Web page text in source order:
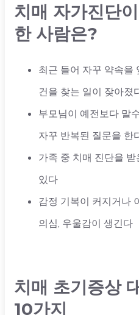
치매 자가진단
한 사람은?
최근 들어 자꾸 약속을
건을 찾는 일이 잦아졌
부모님이 예전보다 말
자꾸 반복된 질문을 한
가족 중 치매 진단을 받
있다
감정 기복이 커지거나
의심, 우울감이 생긴다
치매 초기증상
10가지